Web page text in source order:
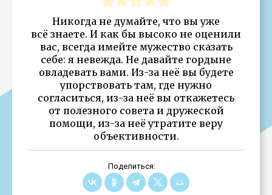
Никогда не думайте, что вы уже
всё знаете. И как бы высоко не оценили
вас, всегда имейте мужество сказать
себе: я невежда. Не давайте гордыне
овладевать вами. Из-за неё вы будете
упорствовать там, где нужно
согласиться, из-за неё вы откажетесь
от полезного совета и дружеской
помощи, из-за неё утратите веру
объективности.
Поделиться: